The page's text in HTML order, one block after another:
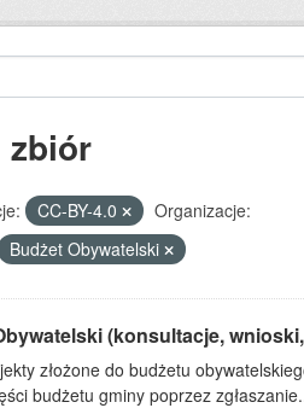
zbiór
CC-BY-4.0
Organizacje:
Budżet Obywatelski
(konsultacje,
złożone do budżetu
budżetu gminy poprzez